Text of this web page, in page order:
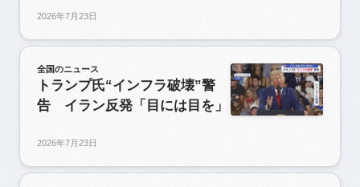
2026年7月23日
全国のニュース
トランプ氏“インフラ破壊”警
告 イラン反発「目には目を」
2026年7月23日